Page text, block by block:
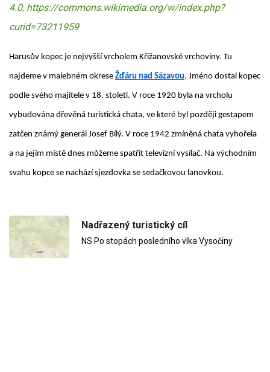
4.0, https://commons.wikimedia.org/w/index.php?
curid=73211959
Harusův kopec je nejvyšší vrcholem Křižanovské vrchoviny. Tu
najdeme v malebném okrese Žďáru nad Sázavou. Jméno dostal kopec
podle svého majitele v 18. století. V roce 1920 byla na vrcholu
vybudována dřevěná turistická chata, ve které byl později gestapem
zatčen známý generál Josef Bílý. V roce 1942 zmíněná chata vyhořela
a na jejím místě dnes můžeme spatřit televizní vysílač. Na východním
svahu kopce se nachází sjezdovka se sedačkovou lanovkou.
Nadřazený turistický cíl
NS Po stopách posledního vlka Vysočiny